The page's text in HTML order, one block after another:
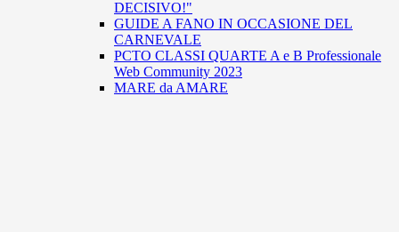
DECISIVO!"
GUIDE A FANO IN OCCASIONE DEL
CARNEVALE
PCTO CLASSI QUARTE A e B Professionale
Web Community 2023
MARE da AMARE